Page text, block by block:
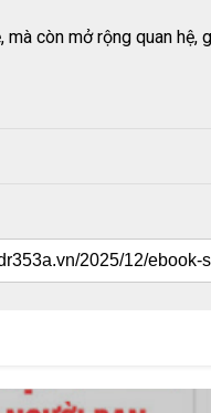
mà còn mở rộng quan